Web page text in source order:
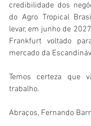
credibilidade dos
do Agro Tropical
levar, em junho de
Frankfurt voltado
mercado da
Temos certeza que
trabalho.
Abraços, Fernando